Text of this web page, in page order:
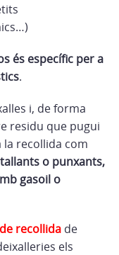
és específic per a
.
i, de forma
residu que pugui
recollida com
o punxants,
gasoil o
recollida de
els